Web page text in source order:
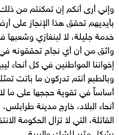
وإني أرى أنكم إن تمكنتم من
بأيديهم تحقق هذا الإنجاز
خدمة جليلة، لا لبنغازي
واثق من أن أي نجاح تحققونه
إخواننا المواطنين في كل أنحاء
وبالطبع أنتم تدركون ما باتت
أساساً في تقوية حججها على ما
أنحاء البلاد، خارج مدينة طرابلس،
القاتلة، التي لا تزال الحكومة